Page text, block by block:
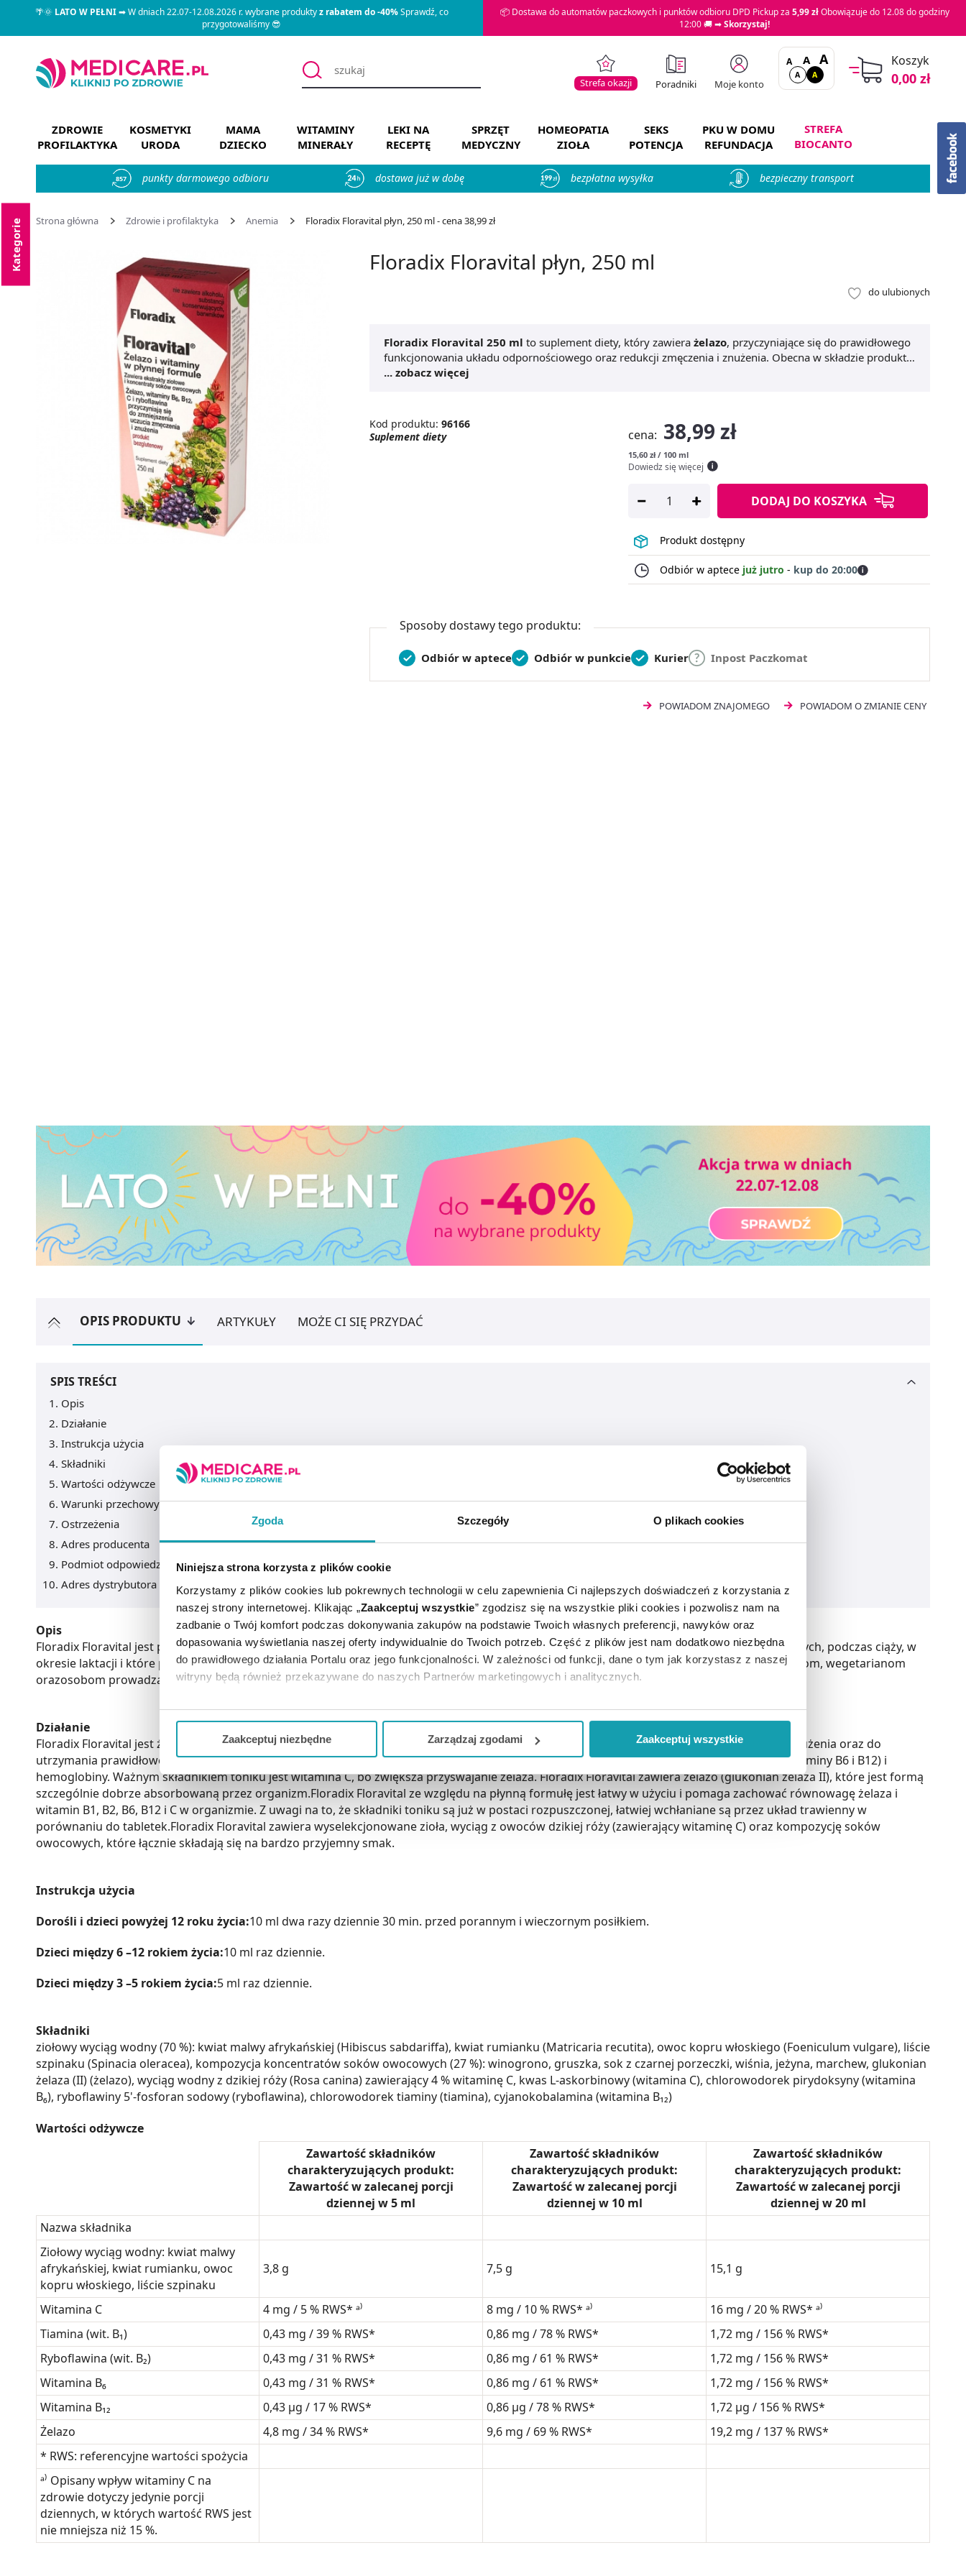
Zgoda Szczegóły O plikach cookies
Niniejsza strona korzysta z plików cookie
Korzystamy z plików cookies lub pokrewnych technologii w celu zapewnienia Ci najlepszych doświadczeń z korzystania z
naszej strony internetowej. Klikając „Zaakceptuj wszystkie” zgodzisz się na wszystkie pliki cookies i pozwolisz nam na
zadbanie o Twój komfort podczas dokonywania zakupów na podstawie Twoich własnych preferencji, nawyków oraz
dopasowania wyświetlania naszej oferty indywidualnie do Twoich potrzeb. Część z plików jest nam dodatkowo niezbędna
do prawidłowego działania Portalu oraz jego funkcjonalności. W zależności od funkcji, dane o tym jak korzystasz z naszej
witryny będą również przekazywane do naszych Partnerów marketingowych i analitycznych.
Jeżeli chcesz dostosować swoją zgodę i wybrać tylko niektóre dodatkowe funkcje, z którymi wiąże się zbieranie danych o
Ciebie danych, które nie są niezbędne dla funkcjonowania Strony. Będzie się to jednak wiązało z brakiem dostępu do
wszystkich funkcjonalności Strony.
Zaakceptuj niezbędne Zarządzaj zgodami Zaakceptuj wszystkie
🌴🌞LATO W PEŁNI➡ W dniach 22.07-12.08.2026 r. wybrane produktyz rabatem do -40%Sprawdź, co
przygotowaliśmy 😎
📦 Dostawa do automatów paczkowych i punktów odbioru DPD Pickup za 5,99 złObowiązuje do 12.08 do godziny
12:00 🚚 ➡Skorzystaj!
Strefa okazji Poradniki Moje konto
A A A
A A
Koszyk
0,00 zł
ZDROWIE
PROFILAKTYKA
KOSMETYKI
URODA
MAMA
DZIECKO
WITAMINY
MINERAŁY
LEKI NA
RECEPTĘ
SPRZĘT
MEDYCZNY
HOMEOPATIA
ZIOŁA
SEKS
POTENCJA
PKU W DOMU
REFUNDACJA
STREFA
BIOCANTO
857 punkty darmowego odbioru dostawa już w dobę bezpłatna wysyłka bezpieczny transport
Strona główna Zdrowie i profilaktyka Anemia Floradix Floravital płyn, 250 ml - cena 38,99 zł
Kategorie Floradix Floravital płyn, 250 ml
do ulubionych
Floradix Floravital 250 ml to suplement diety, który zawiera żelazo, przyczyniające się do prawidłowego
funkcjonowania układu odpornościowego oraz redukcji zmęczenia i znużenia. Obecna w składzie produktu
witamina Czwiększa wchłanianie żelaza oraz wspiera także układ odpornościowy. Z kolei
... zobacz więcej
Kod produktu: 96166
Suplement diety
cena: 38,99 zł
15,60 zł / 100 ml
Dowiedz się więcej
DODAJ DO KOSZYKA
Produkt dostępny
Odbiór w aptece już jutro - kup do 20:00
Sposoby dostawy tego produktu:
Odbiór w aptece Odbiór w punkcie Kurier Inpost Paczkomat
POWIADOM ZNAJOMEGO POWIADOM O ZMIANIE CENY
OPIS PRODUKTU ARTYKUŁY MOŻE CI SIĘ PRZYDAĆ
SPIS TREŚCI
Opis
Działanie
Instrukcja użycia
Składniki
Wartości odżywcze
Warunki przechowywania
Ostrzeżenia
Adres producenta
Podmiot odpowiedzialny
Adres dystrybutora
Opis
Floradix Floravital jest produktem bezglutenowym. Przygotowany jest z myślą głównie o kobietach, które tracą żelazo w cyklach miesiączkowych, podczas ciąży, w
okresie laktacji i które poszukują produktów bezglutenowych. Polecany jest również dzieciom, młodzieży, osobom starszym, rekonwalescentom, wegetarianom
orazosobom prowadzącym aktywny tryb życia.
Działanie
Floradix Floravital jest źródłem organicznego żelaza (II), witamin B2, B6, B12 i C, które przyczyniają się do zmniejszenia uczucia zmęczenia i znużenia oraz do
utrzymania prawidłowego metabolizmu energetycznego. Ponadto, żelazo pomaga w prawidłowej produkcji czerwonych krwinek (tak jak witaminy B6 i B12) i
hemoglobiny. Ważnym składnikiem toniku jest witamina C, bo zwiększa przyswajanie żelaza. Floradix Floravital zawiera żelazo (glukonian żelaza II), które jest formą
szczególnie dobrze absorbowaną przez organizm.Floradix Floravital ze względu na płynną formułę jest łatwy w użyciu i pomaga zachować równowagę żelaza i
witamin B1, B2, B6, B12 i C w organizmie. Z uwagi na to, że składniki toniku są już w postaci rozpuszczonej, łatwiej wchłaniane są przez układ trawienny w
porównaniu do tabletek.Floradix Floravital zawiera wyselekcjonowane zioła, wyciąg z owoców dzikiej róży (zawierający witaminę C) oraz kompozycję soków
owocowych, które łącznie składają się na bardzo przyjemny smak.
Instrukcja użycia
Dorośli i dzieci powyżej 12 roku życia:10 ml dwa razy dziennie 30 min. przed porannym i wieczornym posiłkiem.
Dzieci między 6 –12 rokiem życia:10 ml raz dziennie.
Dzieci między 3 –5 rokiem życia:5 ml raz dziennie.
Składniki
ziołowy wyciąg wodny (70 %): kwiat malwy afrykańskiej (Hibiscus sabdariffa), kwiat rumianku (Matricaria recutita), owoc kopru włoskiego (Foeniculum vulgare), liście
szpinaku (Spinacia oleracea), kompozycja koncentratów soków owocowych (27 %): winogrono, gruszka, sok z czarnej porzeczki, wiśnia, jeżyna, marchew, glukonian
żelaza (II) (żelazo), wyciąg wodny z dzikiej róży (Rosa canina) zawierający 4 % witaminę C, kwas L-askorbinowy (witamina C), chlorowodorek pirydoksyny (witamina
B₆), ryboflawiny 5'-fosforan sodowy (ryboflawina), chlorowodorek tiaminy (tiamina), cyjanokobalamina (witamina B₁₂)
Wartości odżywcze
Zawartość składników
charakteryzujących produkt:
Zawartość w zalecanej porcji
dziennej w 5 ml
Zawartość składników
charakteryzujących produkt:
Zawartość w zalecanej porcji
dziennej w 10 ml
Zawartość składników
charakteryzujących produkt:
Zawartość w zalecanej porcji
dziennej w 20 ml
Nazwa składnika
Ziołowy wyciąg wodny: kwiat malwy
afrykańskiej, kwiat rumianku, owoc
kopru włoskiego, liście szpinaku
3,8 g 7,5 g 15,1 g
Witamina C 4 mg / 5 % RWS* ᵃ⁾ 8 mg / 10 % RWS* ᵃ⁾
16 mg / 20 % RWS* ᵃ⁾
Tiamina (wit. B₁)
0,43 mg / 39 % RWS* 0,86 mg / 78 % RWS*
1,72 mg / 156 % RWS*
Ryboflawina (wit. B₂)
0,43 mg / 31 % RWS* 0,86 mg / 61 % RWS*
1,72 mg / 156 % RWS*
Witamina B₆
0,43 mg / 31 % RWS* 0,86 mg / 61 % RWS*
1,72 mg / 156 % RWS*
Witamina B₁₂
0,43 μg / 17 % RWS* 0,86 μg / 78 % RWS*
1,72 μg / 156 % RWS*
Żelazo
4,8 mg / 34 % RWS* 9,6 mg / 69 % RWS*
19,2 mg / 137 % RWS*
* RWS: referencyjne wartości spożycia
ᵃ⁾ Opisany wpływ witaminy C na
zdrowie dotyczy jedynie porcji
dziennych, w których wartość RWS jest
nie mniejsza niż 15 %.